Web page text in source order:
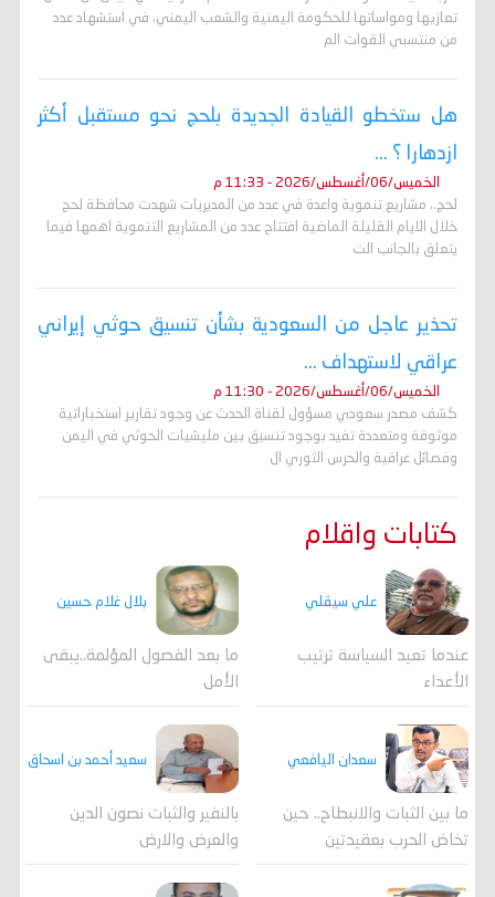
تعازيها ومواساتها للحكومة اليمنية والشعب اليمني، في استشهاد عدد
من منتسبي القوات الم
هل ستخطو القيادة الجديدة بلحج نحو مستقبل أكثر
ازدهارا ؟ ...
الخميس/06/أغسطس/2026 - 11:33 م
لحج.. مشاريع تنموية واعدة في عدد من المديريات شهدت محافظة لحج
خلال الايام القليلة الماضية افتتاح عدد من المشاريع التنموية اهمها فيما
يتعلق بالجانب الت
تحذير عاجل من السعودية بشأن تنسيق حوثي إيراني
عراقي لاستهداف ...
الخميس/06/أغسطس/2026 - 11:30 م
كشف مصدر سعودي مسؤول لقناة الحدث عن وجود تقارير استخباراتية
موثوقة ومتعددة تفيد بوجود تنسيق بين مليشيات الحوثي في اليمن
وفصائل عراقية والحرس الثوري ال
كتابات واقلام
علي سيقلي
عندما تعيد السياسة ترتيب
الأعداء
بلال غلام حسين
ما بعد الفصول المؤلمة..يبقى
الأمل
سعدان اليافعي
ما بين الثبات والانبطاح.. حين
تخاض الحرب بعقيدتين
سعيد أحمد بن اسحاق
بالنفير والثبات نصون الدين
والعرض والارض